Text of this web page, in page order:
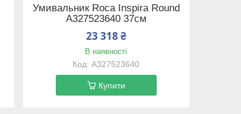
Умивальник Roca Inspira Round
A327523640 37см
23 318 ₴
В наявності
A327523640
Купити